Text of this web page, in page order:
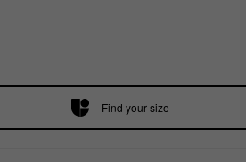
Find your size